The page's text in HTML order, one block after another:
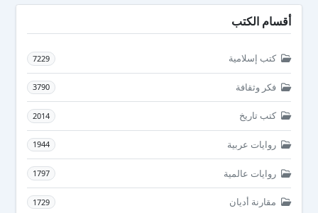
أقسام الكتب
كتب إسلامية 7229
فكر وثقافة 3790
كتب تاريخ 2014
روايات عربية 1944
روايات عالمية 1797
مقارنة أديان 1729